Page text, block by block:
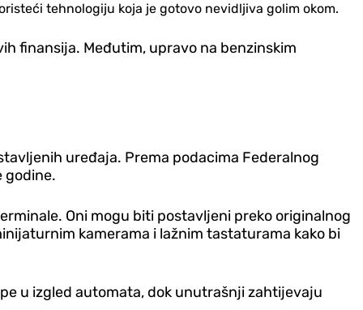
tehnologiju koja je gotovo nevidljiva golim okom.
finansija. Međutim, upravo na benzinskim
uređaja. Prema podacima Federalnog
godine.
Oni mogu biti postavljeni preko originalnog
kamerama i lažnim tastaturama kako bi
u izgled automata, dok unutrašnji zahtijevaju